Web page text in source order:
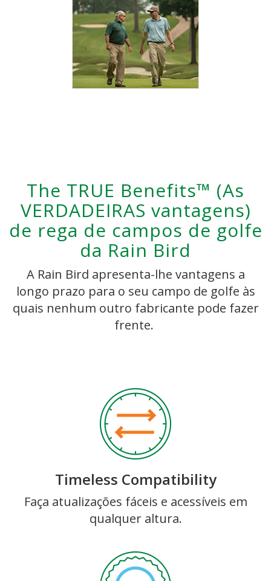
The TRUE Benefits™ (As
VERDADEIRAS vantagens)
de rega de campos de golfe
da Rain Bird
A Rain Bird apresenta-lhe vantagens a
longo prazo para o seu campo de golfe às
quais nenhum outro fabricante pode fazer
frente.
Timeless Compatibility
Faça atualizações fáceis e acessíveis em
qualquer altura.